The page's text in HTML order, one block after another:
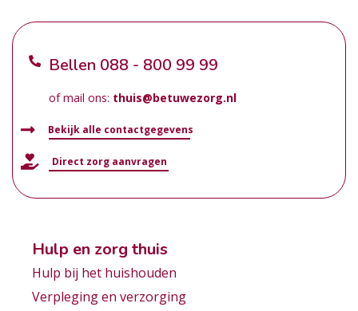
Bellen 088 - 800 99 99
of mail ons: thuis@betuwezorg.nl
Bekijk alle contactgegevens
Direct zorg aanvragen
Hulp en zorg thuis
Hulp bij het huishouden
Verpleging en verzorging